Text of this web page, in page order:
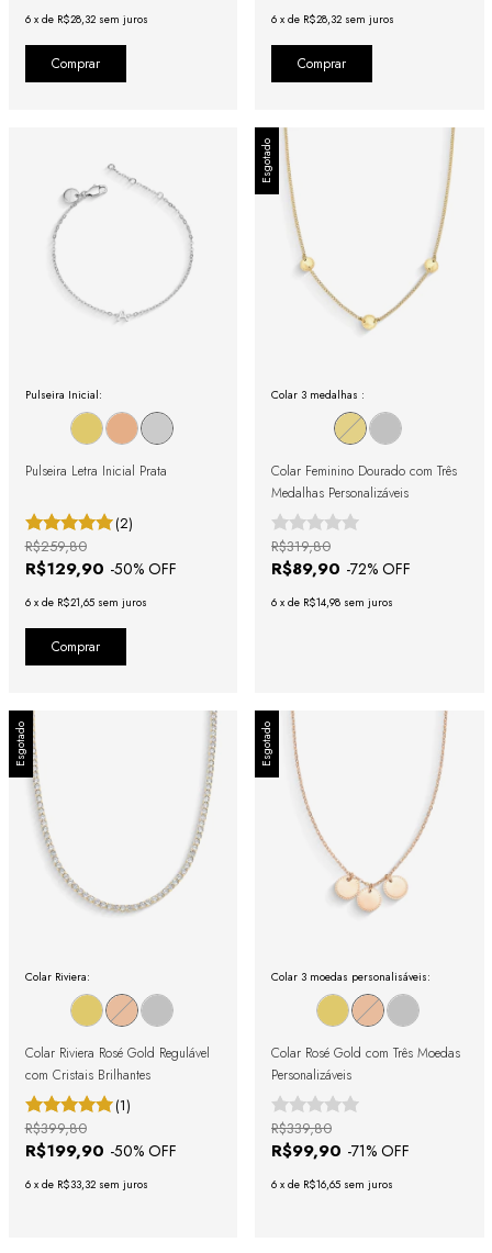
6 x de R$28,32 sem juros
Comprar
6 x de R$28,32 sem juros
Comprar
Pulseira Inicial:
Pulseira Letra Inicial Prata
(2)
R$129,90 -50% OFF
R$259,80
6 x de R$21,65 sem juros
Comprar
Esgotado
Colar 3 medalhas :
Colar Feminino Dourado com Três
Medalhas Personalizáveis
R$89,90 -72% OFF
R$319,80
6 x de R$14,98 sem juros
Esgotado
Colar Riviera:
Colar Riviera Rosé Gold Regulável
com Cristais Brilhantes
(1)
R$199,90 -50% OFF
R$399,80
6 x de R$33,32 sem juros
Esgotado
Colar 3 moedas personalisáveis:
Colar Rosé Gold com Três Moedas
Personalizáveis
R$99,90 -71% OFF
R$339,80
6 x de R$16,65 sem juros